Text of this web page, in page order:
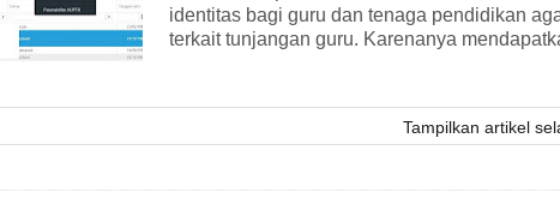
identitas bagi guru dan tenaga pendidikan
terkait tunjangan guru. Karenanya
Tampilkan artikel